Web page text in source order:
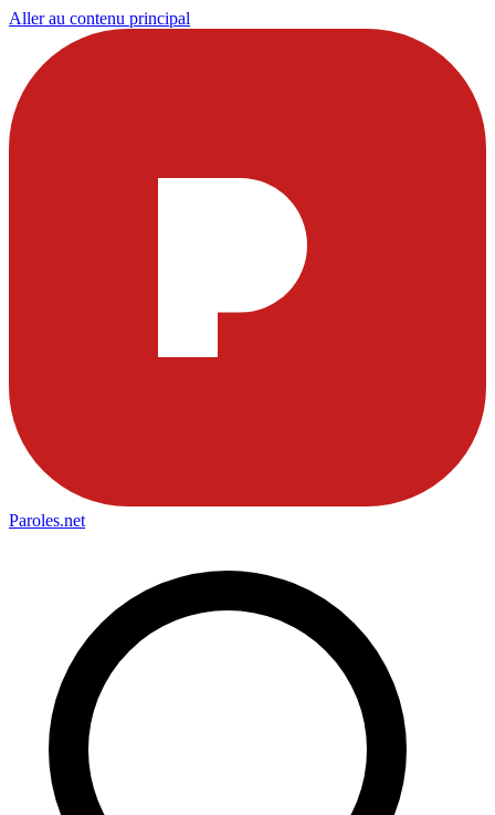
Aller au contenu principal
Paroles.net